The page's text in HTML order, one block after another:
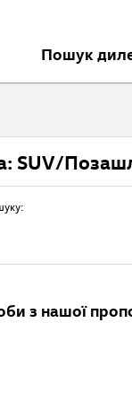
Пошук
SUV/
з нашої